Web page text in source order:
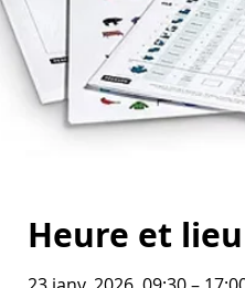
Heure et lieu